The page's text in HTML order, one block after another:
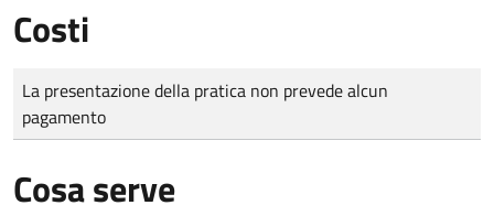
Costi
Tipo di pagamento
Importo
La presentazione della pratica non prevede alcun
pagamento
Cosa serve